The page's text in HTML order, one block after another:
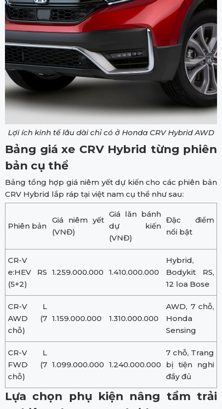
Lợi ích kinh tế lâu dài chỉ có ở Honda CRV Hybrid AWD
Bảng giá xe CRV Hybrid từng phiên
bản cụ thể
Bảng tổng hợp giá niêm yết dự kiến cho các phiên bản
CRV Hybrid lắp ráp tại việt nam cụ thể như sau:
Phiên bản
Giá niêm yết
(VNĐ)
Giá lăn bánh
dự kiến
(VNĐ)
Đặc điểm
nổi bật
CR-V
e:HEV RS
(5+2)
1.259.000.000 1.410.000.000
Hybrid,
Bodykit RS,
12 loa Bose
CR-V L
AWD (7
chỗ)
1.159.000.000 1.310.000.000
AWD, 7 chỗ,
Honda
Sensing
CR-V L
FWD (7
chỗ)
1.099.000.000 1.240.000.000
7 chỗ, Trang
bị tiện nghi
đầy đủ
Lựa chọn phụ kiện nâng tầm trải